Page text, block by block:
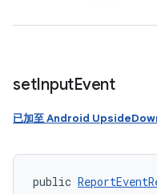
setInputEvent
已加至 Android
public